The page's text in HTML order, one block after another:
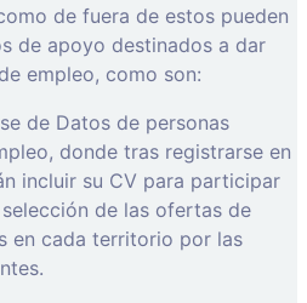
de fuera de estos pueden
de apoyo destinados a dar
empleo, como son:
de Datos de personas
donde tras registrarse en
incluir su CV para participar
de las ofertas de
en cada territorio por las